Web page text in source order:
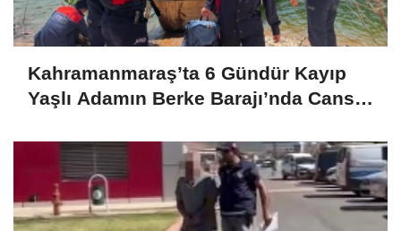
Kahramanmaraş’ta 6 Gündür Kayıp
Yaşlı Adamın Berke Barajı’nda Cansız